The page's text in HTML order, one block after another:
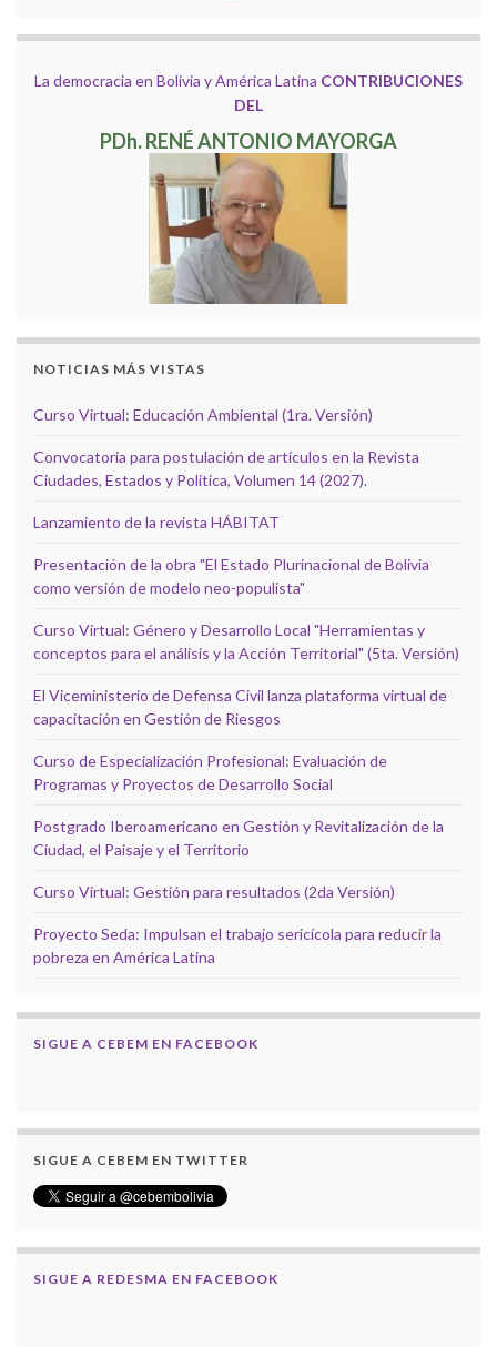
La democracia en Bolivia y América Latina CONTRIBUCIONES
DEL
PDh. RENÉ ANTONIO MAYORGA
NOTICIAS MÁS VISTAS
Curso Virtual: Educación Ambiental (1ra. Versión)
Convocatoria para postulación de artículos en la Revista
Ciudades, Estados y Política, Volumen 14 (2027).
Lanzamiento de la revista HÁBITAT
Presentación de la obra "El Estado Plurinacional de Bolivia
como versión de modelo neo-populista"
Curso Virtual: Género y Desarrollo Local "Herramientas y
conceptos para el análisis y la Acción Territorial" (5ta. Versión)
El Viceministerio de Defensa Civil lanza plataforma virtual de
capacitación en Gestión de Riesgos
Curso de Especialización Profesional: Evaluación de
Programas y Proyectos de Desarrollo Social
Postgrado Iberoamericano en Gestión y Revitalización de la
Ciudad, el Paisaje y el Territorio
Curso Virtual: Gestión para resultados (2da Versión)
Proyecto Seda: Impulsan el trabajo sericícola para reducir la
pobreza en América Latina
SIGUE A CEBEM EN FACEBOOK
SIGUE A CEBEM EN TWITTER
SIGUE A REDESMA EN FACEBOOK